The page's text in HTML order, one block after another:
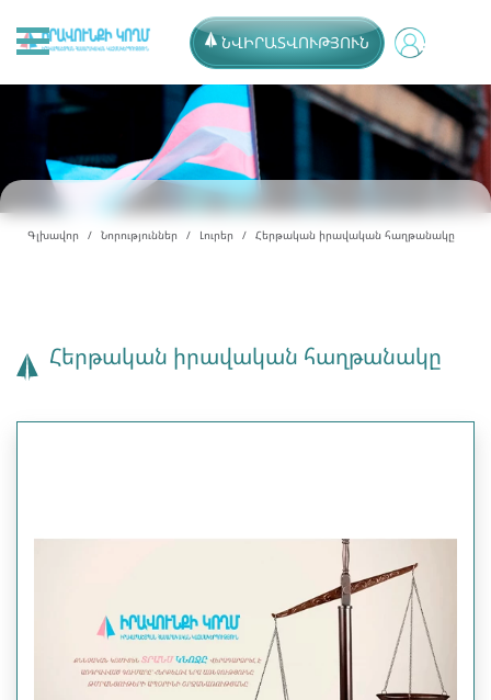
ՆՎԻՐԱՏՎՈՒԹՅՈՒՆ
Գլխավոր Նորություններ Լուրեր Հերթական իրավական հաղթանակը
Հերթական իրավական հաղթանակը